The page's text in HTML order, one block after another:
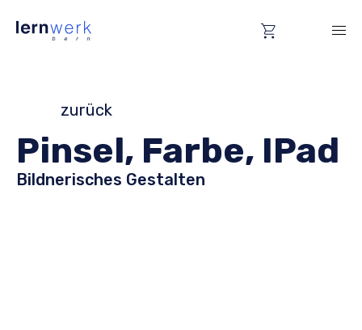
zurück
Pinsel, Farbe, IPad
Bildnerisches Gestalten